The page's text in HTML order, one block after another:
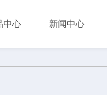
中心 新闻中心